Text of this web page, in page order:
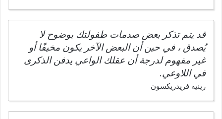
قد يتم تذكر بعض صدمات طفولتك بوضوح لا
يُصدق ، في حين أن البعض الآخر يكون مخيفًا أو
غير مفهوم لدرجة أن عقلك الواعي يدفن الذكرى
في اللاوعي.
رينيه فريدريكسون